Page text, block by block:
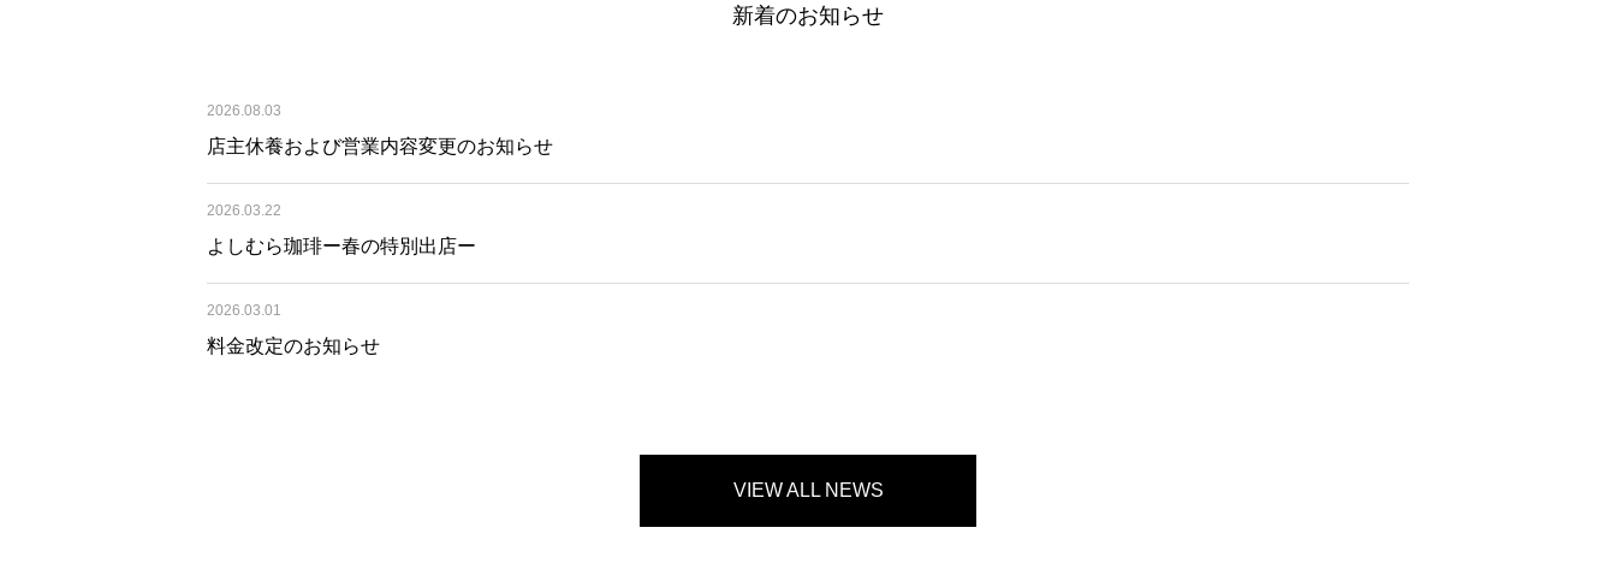
新着のお知らせ
2026.08.03
店主休養および営業内容変更のお知らせ
2026.03.22
よしむら珈琲ー春の特別出店ー
2026.03.01
料金改定のお知らせ
VIEW ALL NEWS